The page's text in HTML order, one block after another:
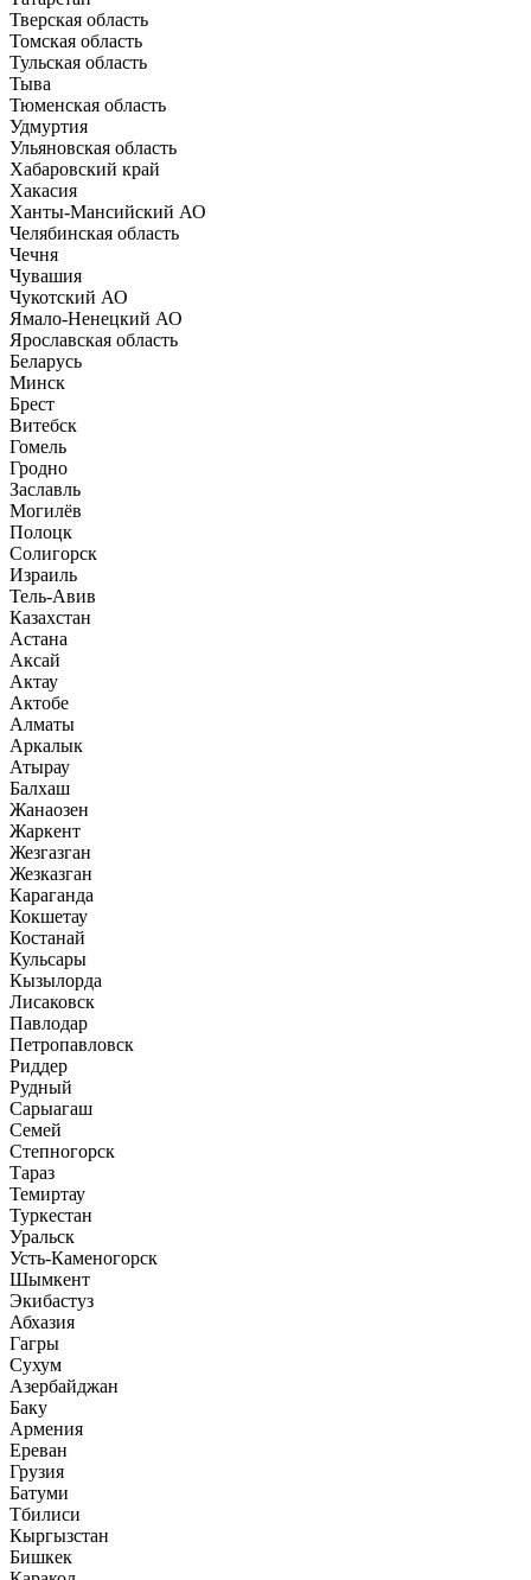
Тверская область
Томская область
Тульская область
Тыва
Тюменская область
Удмуртия
Ульяновская область
Хабаровский край
Хакасия
Ханты-Мансийский АО
Челябинская область
Чечня
Чувашия
Чукотский АО
Ямало-Ненецкий АО
Ярославская область
Беларусь
Минск
Брест
Витебск
Гомель
Гродно
Заславль
Могилёв
Полоцк
Солигорск
Израиль
Тель-Авив
Казахстан
Астана
Аксай
Актау
Актобе
Алматы
Аркалык
Атырау
Балхаш
Жанаозен
Жаркент
Жезгазган
Жезказган
Караганда
Кокшетау
Костанай
Кульсары
Кызылорда
Лисаковск
Павлодар
Петропавловск
Риддер
Рудный
Сарыагаш
Семей
Степногорск
Тараз
Темиртау
Туркестан
Уральск
Усть-Каменогорск
Шымкент
Экибастуз
Абхазия
Гагры
Сухум
Азербайджан
Баку
Армения
Ереван
Грузия
Батуми
Тбилиси
Кыргызстан
Бишкек